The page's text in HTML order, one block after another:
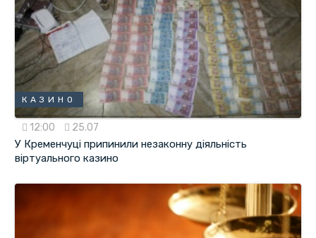
КАЗИНО
12:00 25.07
У Кременчуці припинили незаконну діяльність
віртуального казино